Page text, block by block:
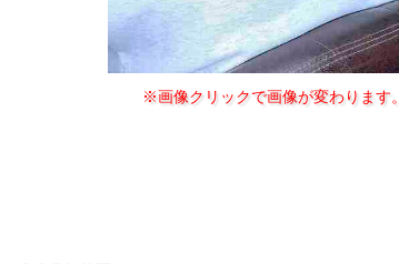
※画像クリックで画像が変わります。